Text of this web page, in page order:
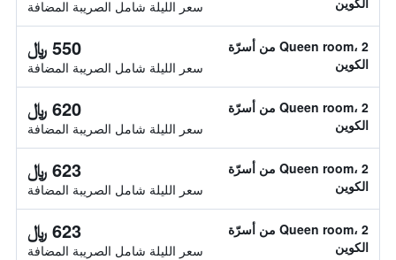
سعر الليلة شامل الصريبة المضافة
Queen room، 2 من أسرّة
الكوين
550 ﷼
سعر الليلة شامل الصريبة المضافة
Queen room، 2 من أسرّة
الكوين
620 ﷼
سعر الليلة شامل الصريبة المضافة
Queen room، 2 من أسرّة
الكوين
623 ﷼
سعر الليلة شامل الصريبة المضافة
Queen room، 2 من أسرّة
الكوين
623 ﷼
سعر الليلة شامل الصريبة المضافة